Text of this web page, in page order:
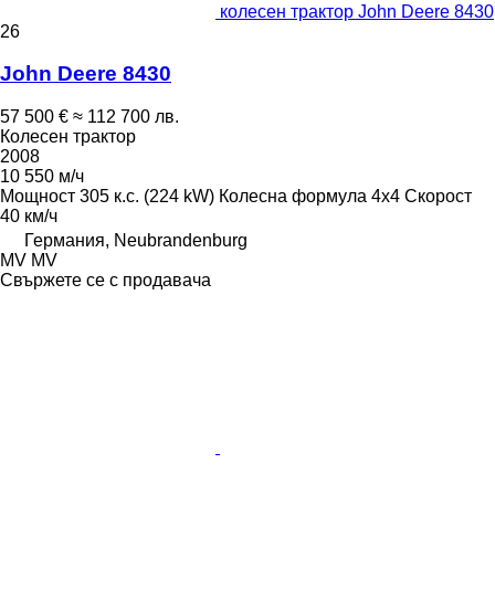
колесен трактор John Deere 8430
26
John Deere 8430
57 500 € ≈ 112 700 лв.
Колесен трактор
2008
10 550 м/ч
Мощност 305 к.с. (224 kW) Колесна формула 4x4 Скорост
40 км/ч
Германия, Neubrandenburg
MV MV
Свържете се с продавача